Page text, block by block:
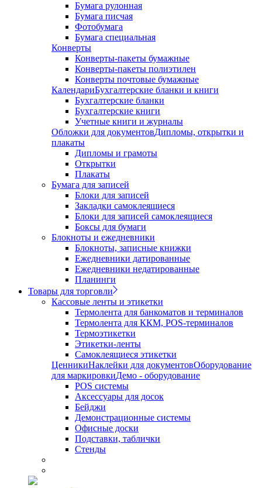
Бумага рулонная
Бумага писчая
Фотобумага
Бумага специальная
Конверты
Конверты-пакеты бумажные
Конверты-пакеты полиэтилен
Конверты почтовые бумажные
КалендариБухгалтерские бланки и книги
Бухгалтерские бланки
Бухгалтерские книги
Учетные книги и журналы
Обложки для документовДипломы, открытки и
плакаты
Дипломы и грамоты
Открытки
Плакаты
Бумага для записей
Блоки для записей
Закладки самоклеящиеся
Блоки для записей самоклеящиеся
Боксы для бумаги
Блокноты и ежедневники
Блокноты, записные книжки
Ежедневники датированные
Ежедневники недатированные
Планинги
Товары для торговли
Кассовые ленты и этикетки
Термолента для банкоматов и терминалов
Термолента для ККМ, POS-терминалов
Термоэтикетки
Этикетки-ленты
Самоклеящиеся этикетки
ЦенникиНаклейки для документовОборудование
для маркировкиДемо - оборудование
POS системы
Аксессуары для досок
Бейджи
Демонстрационные системы
Офисные доски
Подставки, таблички
Стенды